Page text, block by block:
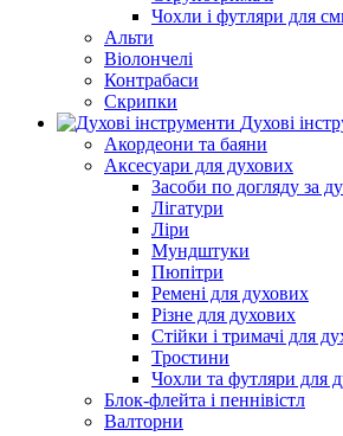
Чохли і футляри для
Альти
Віолончелі
Контрабаси
Скрипки
Духові
Акордеони та баяни
Аксесуари для духових
Засоби по догляду за
Лігатури
Ліри
Мундштуки
Пюпітри
Ремені для духових
Різне для духових
Стійки і тримачі для
Тростини
Чохли та футляри для
Блок-флейта і пеннівістл
Валторни